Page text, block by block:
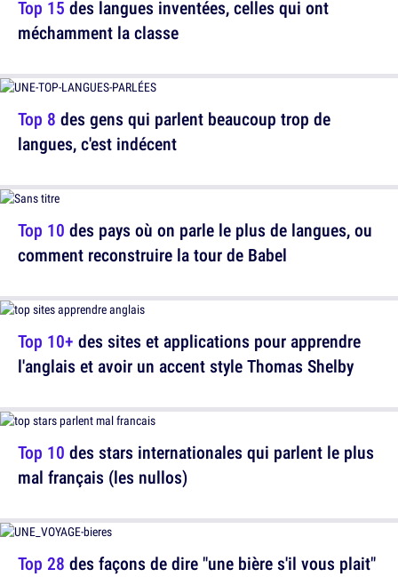
Top 15 des langues inventées, celles qui ont
méchamment la classe
Top 10 des pays où on parle le plus de langues, ou
comment reconstruire la tour de Babel
Top 10 des stars internationales qui parlent le plus
mal français (les nullos)
Top 8 des gens qui parlent beaucoup trop de
langues, c'est indécent
Top 10+ des sites et applications pour apprendre
l'anglais et avoir un accent style Thomas Shelby
Top 28 des façons de dire "une bière s'il vous plait"